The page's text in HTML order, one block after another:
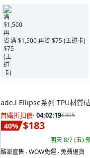
满 $1,500 再省 $75 (王道卡)
ade.l Ellipse系列 TPU材質
首購折扣價· 04:02:18$305
40% $183
明天 8/7 (五)
酷澎直售 ∙ WOW免運 ∙ 免費退貨